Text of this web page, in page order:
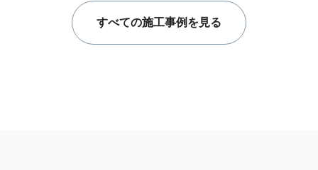
すべての施工事例を見る